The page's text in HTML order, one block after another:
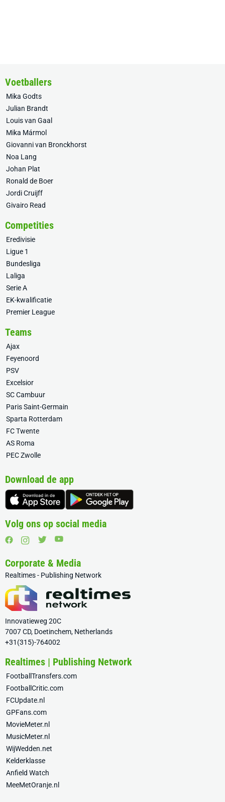
Voetballers
Mika Godts
Julian Brandt
Louis van Gaal
Mika Mármol
Giovanni van Bronckhorst
Noa Lang
Johan Plat
Ronald de Boer
Jordi Cruijff
Givairo Read
Competities
Eredivisie
Ligue 1
Bundesliga
Laliga
Serie A
EK-kwalificatie
Premier League
Teams
Ajax
Feyenoord
PSV
Excelsior
SC Cambuur
Paris Saint-Germain
Sparta Rotterdam
FC Twente
AS Roma
PEC Zwolle
Download de app
Volg ons op social media
Corporate & Media
Realtimes - Publishing Network
Innovatieweg 20C
7007 CD, Doetinchem, Netherlands
+31(315)-764002
Realtimes | Publishing Network
FootballTransfers.com
FootballCritic.com
FCUpdate.nl
GPFans.com
MovieMeter.nl
MusicMeter.nl
WijWedden.net
Kelderklasse
Anfield Watch
MeeMetOranje.nl